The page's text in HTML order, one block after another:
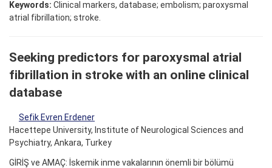
Keywords: Clinical markers, database; embolism; paroxysmal
atrial fibrillation; stroke.
Seeking predictors for paroxysmal atrial
fibrillation in stroke with an online clinical
database
Sefik Evren Erdener
Hacettepe University, Institute of Neurological Sciences and
Psychiatry, Ankara, Turkey
GİRİŞ ve AMAÇ: İskemik inme vakalarının önemli bir bölümü